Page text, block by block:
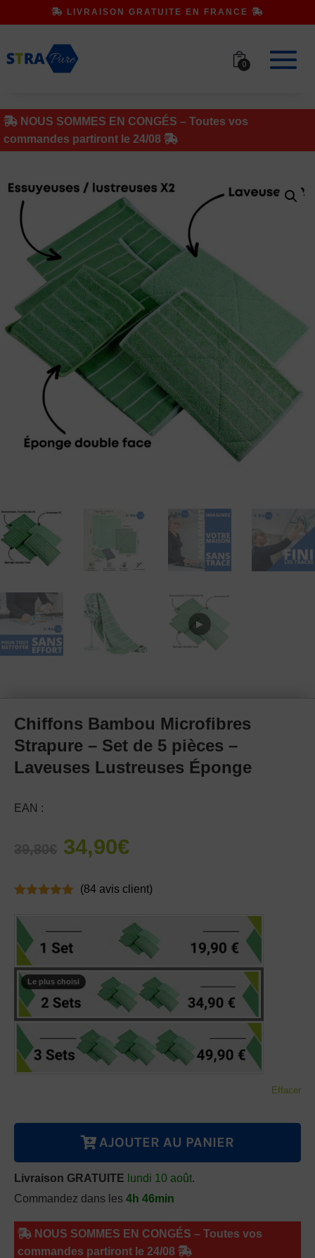
LIVRAISON GRATUITE EN FRANCE
0
NOUS SOMMES EN CONGÉS – Toutes vos
commandes partiront le 24/08
Chiffons Bambou Microfibres
Strapure – Set de 5 pièces –
Laveuses Lustreuses Éponge
EAN :
Le
prix
initial
était :
39,80€.
34,90€Le
actuel
est :
34,90€.
sur 5
basé sur
notations
client
(84 avis client)
Effacer
AJOUTER AU PANIER
Livraison GRATUITE lundi 10 août.
Commandez dans les 4h 46min
NOUS SOMMES EN CONGÉS – Toutes vos
commandes partiront le 24/08